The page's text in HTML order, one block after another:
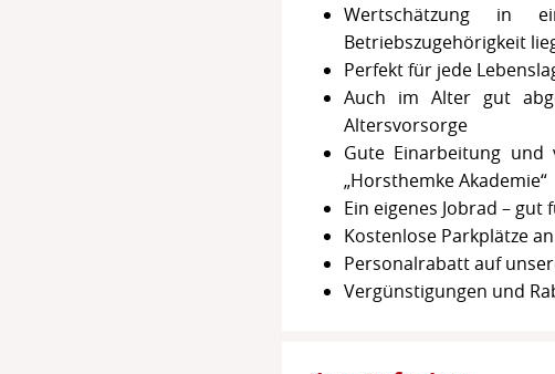
Wertschätzung in
Betriebszugehörigkeit
Perfekt für jede
Auch im Alter gut
Altersvorsorge
Gute Einarbeitung und
„Horsthemke Akademie“
Ein eigenes Jobrad –
Kostenlose Parkplätze
Personalrabatt auf
Vergünstigungen und